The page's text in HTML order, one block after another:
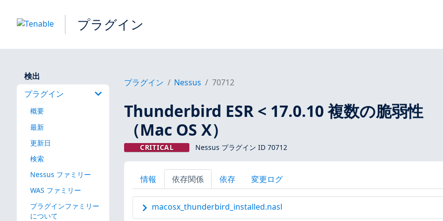
プラグイン
検出
プラグイン
概要
最新
更新日
検索
Nessus ファミリー
WAS ファミリー
プラグインファミリー
について
プラグイン Nessus 70712
Thunderbird ESR < 17.0.10 複数の脆弱性
（Mac OS X）
CRITICAL Nessus プラグイン ID 70712
情報 依存関係 依存 変更ログ
macosx_thunderbird_installed.nasl